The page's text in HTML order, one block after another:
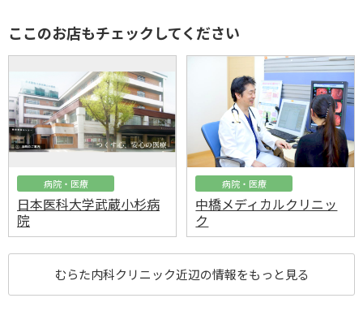
ここのお店もチェックしてください
病院・医療
日本医科大学武蔵小杉病
院
病院・医療
中橋メディカルクリニッ
ク
むらた内科クリニック近辺の情報をもっと見る